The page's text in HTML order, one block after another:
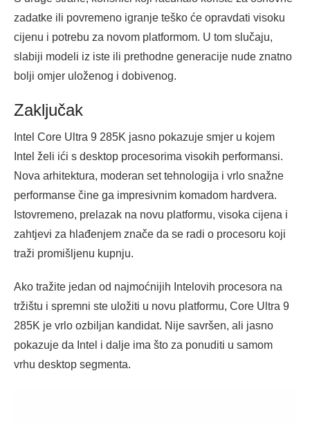
zadatke ili povremeno igranje teško će opravdati visoku
cijenu i potrebu za novom platformom. U tom slučaju,
slabiji modeli iz iste ili prethodne generacije nude znatno
bolji omjer uloženog i dobivenog.
Zaključak
Intel Core Ultra 9 285K jasno pokazuje smjer u kojem
Intel želi ići s desktop procesorima visokih performansi.
Nova arhitektura, moderan set tehnologija i vrlo snažne
performanse čine ga impresivnim komadom hardvera.
Istovremeno, prelazak na novu platformu, visoka cijena i
zahtjevi za hlađenjem znače da se radi o procesoru koji
traži promišljenu kupnju.
Ako tražite jedan od najmoćnijih Intelovih procesora na
tržištu i spremni ste uložiti u novu platformu, Core Ultra 9
285K je vrlo ozbiljan kandidat. Nije savršen, ali jasno
pokazuje da Intel i dalje ima što za ponuditi u samom
vrhu desktop segmenta.